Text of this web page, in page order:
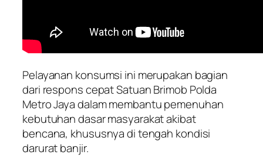
Pelayanan konsumsi ini merupakan bagian
dari respons cepat Satuan Brimob Polda
Metro Jaya dalam membantu pemenuhan
kebutuhan dasar masyarakat akibat
bencana, khususnya di tengah kondisi
darurat banjir.